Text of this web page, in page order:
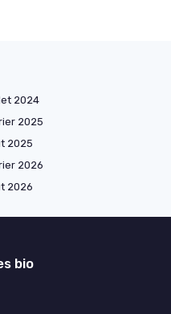
2024
2025
2025
2026
2026
bio